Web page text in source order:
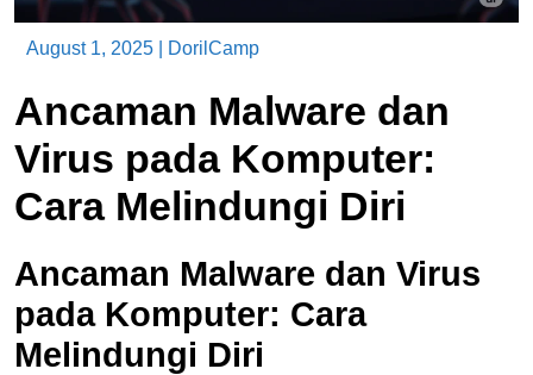
August 1, 2025 DorilCamp
Ancaman Malware dan
Virus pada Komputer:
Cara Melindungi Diri
Ancaman Malware dan Virus
pada Komputer: Cara
Melindungi Diri